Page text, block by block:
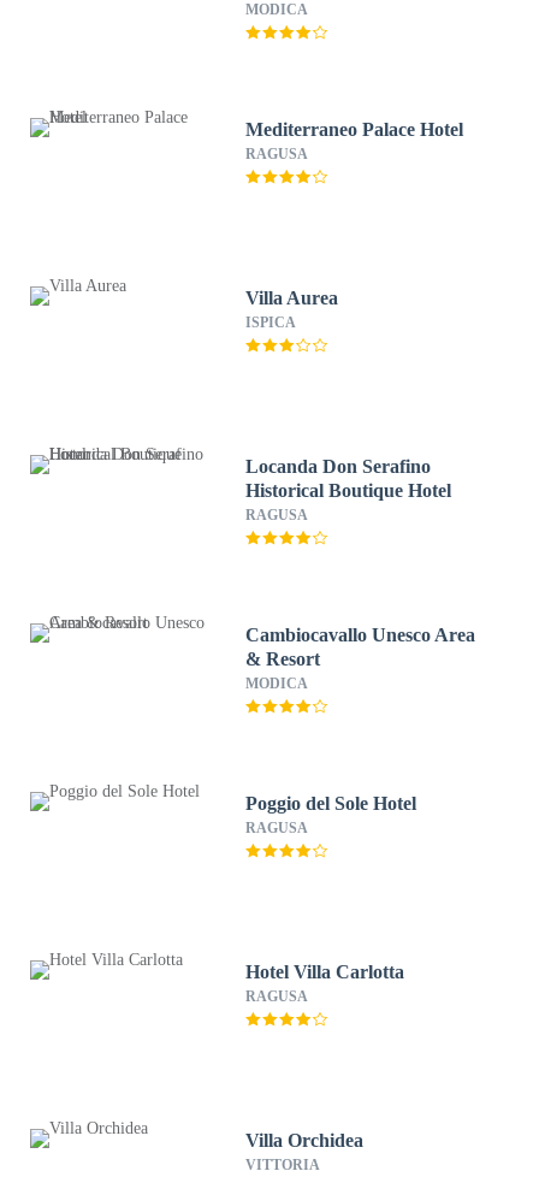
MODICA
Mediterraneo Palace Hotel
RAGUSA
Villa Aurea
ISPICA
Locanda Don Serafino
Historical Boutique Hotel
RAGUSA
Cambiocavallo Unesco Area
& Resort
MODICA
Poggio del Sole Hotel
RAGUSA
Hotel Villa Carlotta
RAGUSA
Villa Orchidea
VITTORIA